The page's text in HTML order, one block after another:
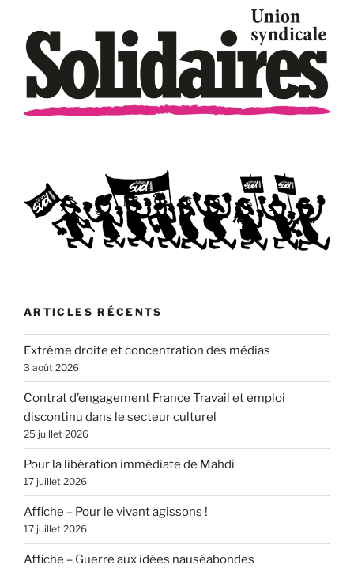
ARTICLES RÉCENTS
Extrême droite et concentration des médias
3 août 2026
Contrat d’engagement France Travail et emploi
discontinu dans le secteur culturel
25 juillet 2026
Pour la libération immédiate de Mahdi
17 juillet 2026
Affiche – Pour le vivant agissons !
17 juillet 2026
Affiche – Guerre aux idées nauséabondes